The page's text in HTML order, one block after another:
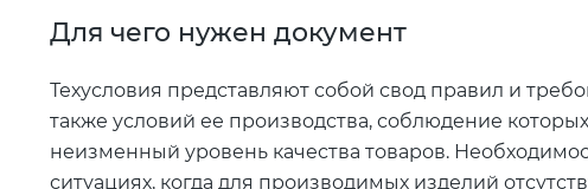
Для чего нужен документ
Техусловия представляют собой свод правил и
также условий ее производства, соблюдение
неизменный уровень качества товаров.
ситуациях, когда для производимых изделий